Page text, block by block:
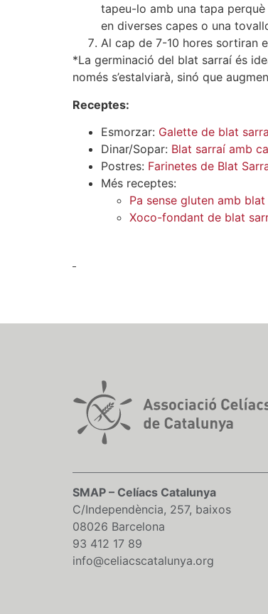
tapeu-lo amb una tapa perquè
en diverses capes o una
Al cap de 7-10 hores sortiran
*La germinació del blat sarraí és
només s’estalviarà, sinó que
Receptes:
Esmorzar: Galette de blat
Dinar/Sopar: Blat sarraí amb
Postres: Farinetes de Blat
Més receptes:
Pa sense gluten amb
Xoco-fondant de blat
SMAP – Celíacs Catalunya
C/Independència, 257, baixos
08026 Barcelona
93 412 17 89
info@celiacscatalunya.org